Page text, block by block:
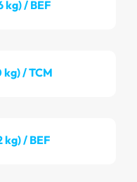
kg) / BEF
kg) / TCM
/ BEF